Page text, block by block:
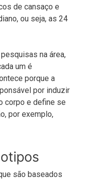
de cansaço e
ou seja, as 24
na área,
um é
porque a
por induzir
corpo e define se
por exemplo,
são baseados